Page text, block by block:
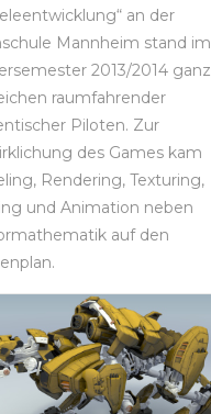
an der
Mannheim stand im
2013/2014 ganz
raumfahrender
Piloten. Zur
des Games kam
Rendering, Texturing,
und Animation neben
auf den